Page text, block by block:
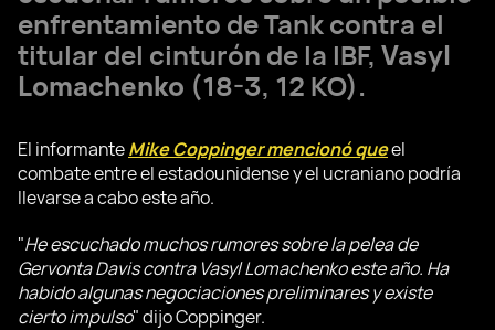
enfrentamiento de Tank contra el
titular del cinturón de la IBF, Vasyl
Lomachenko (18-3, 12 KO).
El informanteMike Coppinger mencionó queel
combate entre el estadounidense y el ucraniano podría
llevarse a cabo este año.
"He escuchado muchos rumores sobre la pelea de
Gervonta Davis contra Vasyl Lomachenko este año. Ha
habido algunas negociaciones preliminares y existe
cierto impulso" dijo Coppinger.